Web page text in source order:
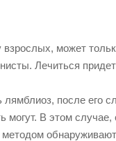
может
Лечиться
после его
могут. В этом